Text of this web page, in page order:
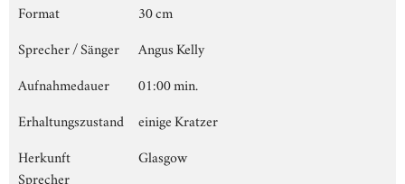
Format
30 cm
Sprecher / Sänger
Angus Kelly
Aufnahmedauer
01:00 min.
Erhaltungszustand
einige Kratzer
Herkunft
Sprecher
Glasgow